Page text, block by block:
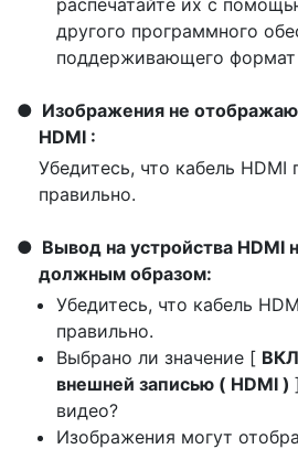
распечатайте их с
другого программного
поддерживающего формат
Изображения не
HDMI :
Убедитесь, что кабель HDMI
правильно.
Вывод на устройства HDMI
должным образом:
Убедитесь, что кабель
правильно.
Выбрано ли значение [ ВКЛ
внешней записью ( HDMI )
видео?
Изображения могут